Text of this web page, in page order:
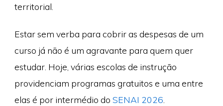
territorial.
Estar sem verba para cobrir as despesas de um
curso já não é um agravante para quem quer
estudar. Hoje, várias escolas de instrução
providenciam programas gratuitos e uma entre
elas é por intermédio do SENAI 2026